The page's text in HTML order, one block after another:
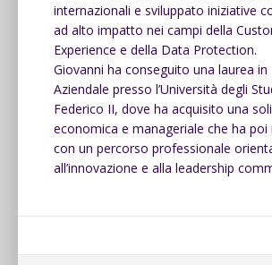
internazionali e sviluppato iniziative
ad alto impatto nei campi della
Experience e della Data Protection.
Giovanni ha conseguito una laurea in
Aziendale presso l’Università degli
Federico II, dove ha acquisito una
economica e manageriale che ha
con un percorso professionale
all’innovazione e alla leadership